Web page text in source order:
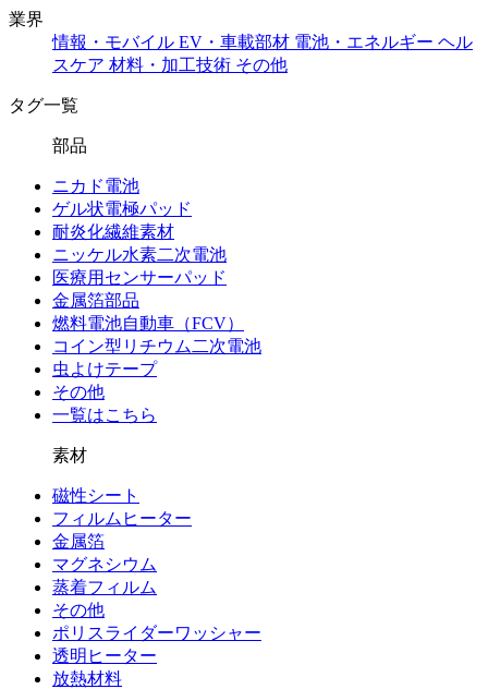
業界
情報・モバイル EV・車載部材 電池・エネルギー ヘル
スケア 材料・加工技術 その他
タグ一覧
部品
ニカド電池
ゲル状電極パッド
耐炎化繊維素材
ニッケル水素二次電池
医療用センサーパッド
金属箔部品
燃料電池自動車（FCV）
コイン型リチウム二次電池
虫よけテープ
その他
一覧はこちら
素材
磁性シート
フィルムヒーター
金属箔
マグネシウム
蒸着フィルム
その他
ポリスライダーワッシャー
透明ヒーター
放熱材料